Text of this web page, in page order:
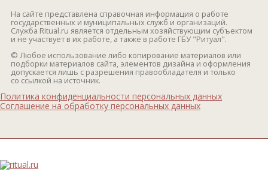
На сайте представлена справочная информация о работе
государственных и муниципальных служб и организаций.
Служба Ritual.ru является отдельным хозяйствующим субъектом
и не участвует в их работе, а также в работе ГБУ "Ритуал".
© Любое использование либо копирование материалов или
подборки материалов сайта, элементов дизайна и оформления
допускается лишь с разрешения правообладателя и только
со ссылкой на источник.
Политика конфиденциальности персональных данных
Соглашение на обработку персональных данных